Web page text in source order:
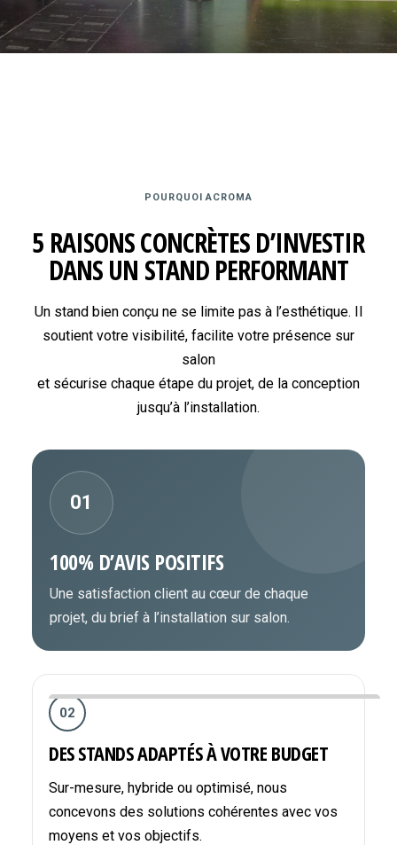
POURQUOI ACROMA
5 RAISONS CONCRÈTES D’INVESTIR
DANS UN STAND PERFORMANT
Un stand bien conçu ne se limite pas à l’esthétique. Il
soutient votre visibilité, facilite votre présence sur
salon
et sécurise chaque étape du projet, de la conception
jusqu’à l’installation.
01
100% D’AVIS POSITIFS
Une satisfaction client au cœur de chaque
projet, du brief à l’installation sur salon.
02
DES STANDS ADAPTÉS À VOTRE BUDGET
Sur-mesure, hybride ou optimisé, nous
concevons des solutions cohérentes avec vos
moyens et vos objectifs.